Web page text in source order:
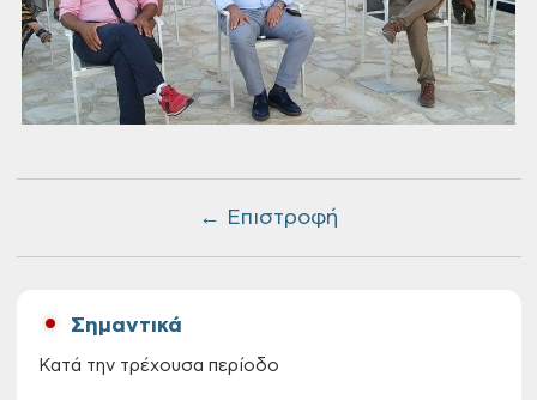
← Επιστροφή
Σημαντικά
Κατά την τρέχουσα περίοδο